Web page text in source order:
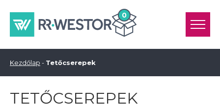
0
Kezdőlap - Tetőcserepek
TETŐCSEREPEK